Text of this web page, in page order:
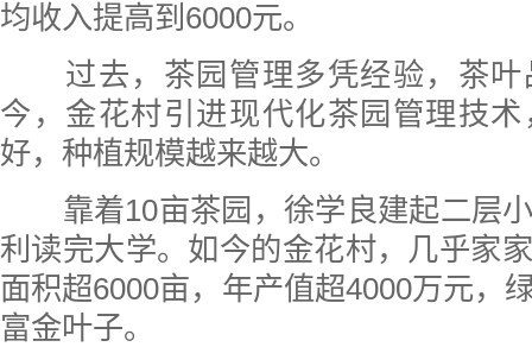
均收入提高到6000元。
过去，茶园管理多凭经验，茶叶
今，金花村引进现代化茶园管理技
好，种植规模越来越大。
靠着10亩茶园，徐学良建起二层小
利读完大学。如今的金花村，几乎家
面积超6000亩，年产值超4000万元，
富金叶子。